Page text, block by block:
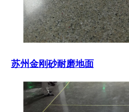
苏州金刚砂耐磨地面